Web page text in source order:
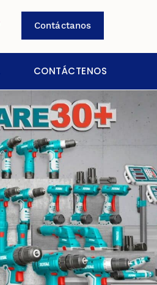
Contáctanos
CONTÁCTENOS